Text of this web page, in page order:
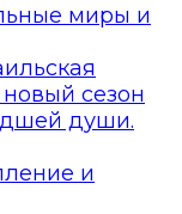
миры и
сезон
души.
и